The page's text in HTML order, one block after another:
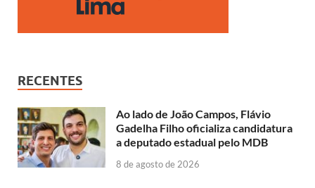
RECENTES
Ao lado de João Campos, Flávio
Gadelha Filho oficializa candidatura
a deputado estadual pelo MDB
8 de agosto de 2026